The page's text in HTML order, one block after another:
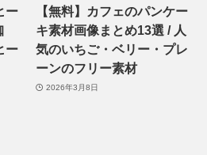
ー
ー
【無料】カフェのパンケー
キ素材画像まとめ13選 / 人
気のいちご・ベリー・プレ
ーンのフリー素材
2026年3月8日